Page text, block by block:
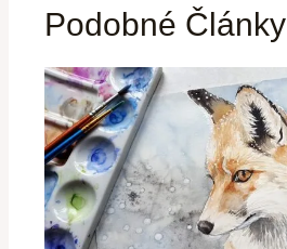
Podobné Články